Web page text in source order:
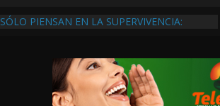
PIENSAN EN LA SUPERVIVENCIA:
REHABILITAR EL CAMINO #LA
DEL NORTE
A CAMPAMENTOS TORTUGUEROS,